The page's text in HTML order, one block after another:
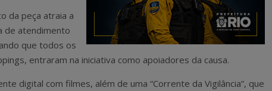
da peça atraia a
de atendimento
que todos os
entraram na iniciativa como apoiadores da causa.
digital com filmes, além de uma “Corrente da Vigilância”, que